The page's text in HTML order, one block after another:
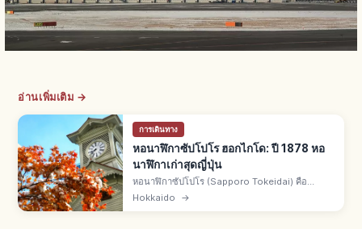
อ่านเพิ่มเติม →
การเดินทาง
หอนาฬิกาซัปโปโร ฮอกไกโด: ปี 1878 หอ
นาฬิกาเก่าสุดญี่ปุ่น
หอนาฬิกาซัปโปโร (Sapporo Tokeidai) คือ
สัญลักษณ์ซัปโปโร ฮอกไกโด อดีตอาคารฝึกโรงเรียน
Hokkaido →